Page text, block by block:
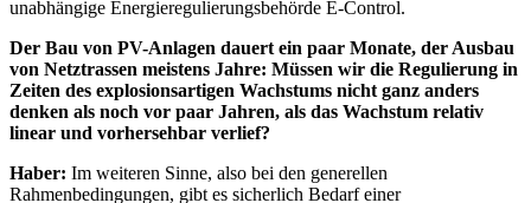
unabhängige Energieregulierungsbehörde E-Control.
Der Bau von PV-Anlagen dauert ein paar Monate, der Ausbau
von Netztrassen meistens Jahre: Müssen wir die Regulierung in
Zeiten des explosionsartigen Wachstums nicht ganz anders
denken als noch vor paar Jahren, als das Wachstum relativ
linear und vorhersehbar verlief?
Haber: Im weiteren Sinne, also bei den generellen
Rahmenbedingungen, gibt es sicherlich Bedarf einer